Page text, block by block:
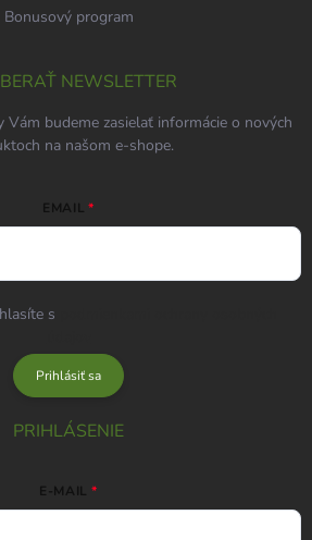
Bonusový program
NEWSLETTER
budeme zasielať informácie o nových
na našom e-shope.
EMAIL
s
Prihlásiť sa
PRIHLÁSENIE
E-MAIL